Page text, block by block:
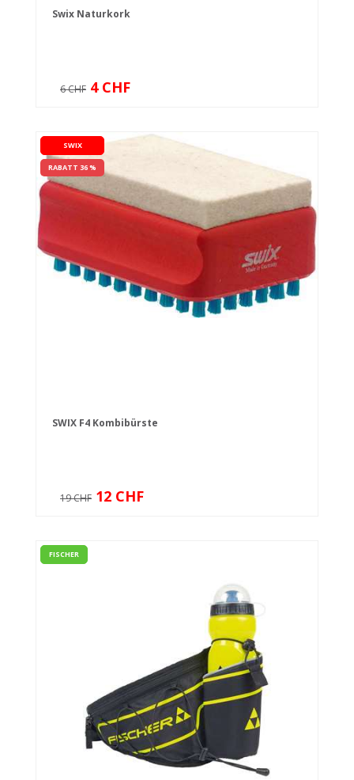
Swix Naturkork
6 CHF 4 CHF
SWIX
RABATT 36 %
SWIX F4 Kombibürste
19 CHF 12 CHF
FISCHER